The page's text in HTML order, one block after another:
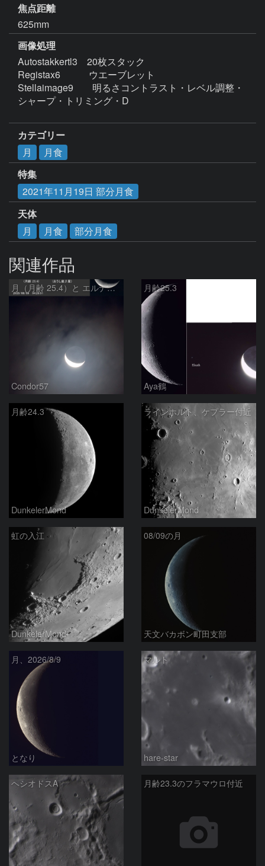
焦点距離
625mm
画像処理
Autostakkertl3　20枚スタック
Registax6　　　ウエーブレット
Stellaimage9　　明るさコントラスト・レベル調整・
シャープ・トリミング・D
カテゴリー
月
月食
特集
2021年11月19日 部分月食
天体
月
月食 部分月食
関連作品
月（月齢 25.4）と エルナト（おうし座β星）
Condor57
月齢25.3
Aya鶴
月齢24.3
DunkelerMond
ラインホルト、ケプラー付近
DunkelerMond
虹の入江
DunkelerMond
08/09の月
天文バカボン町田支部
月、2026/8/9
となり
マルト
hare-star
ヘシオドスA 月齢23.3のフラマウロ付近